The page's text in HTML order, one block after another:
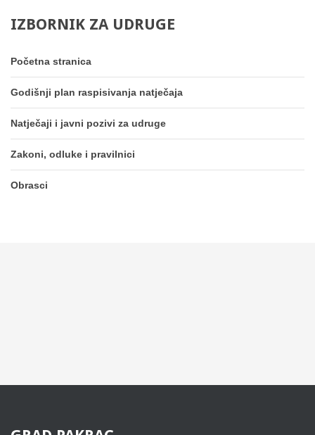
IZBORNIK ZA UDRUGE
Početna stranica
Godišnji plan raspisivanja natječaja
Natječaji i javni pozivi za udruge
Zakoni, odluke i pravilnici
Obrasci